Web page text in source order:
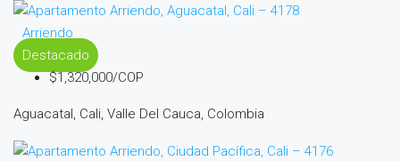
Arriendo
Destacado
$1,320,000/COP
Aguacatal, Cali, Valle Del Cauca, Colombia